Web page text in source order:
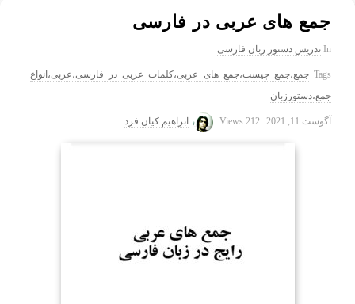
جمع های عربی در فارسی
In تدریس دستور زبان فارسی
Tags جمع،جمع چیست،جمع های عربی،کلمات عربی در فارسی،عربی،انواع
جمع،دستورزبان
آگوست 11, 2021 212 Views ابراهیم کیان فرد